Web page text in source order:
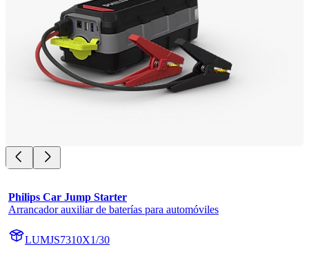
Philips Car Jump Starter
Arrancador auxiliar de baterías para automóviles
LUMJS7310X1/30